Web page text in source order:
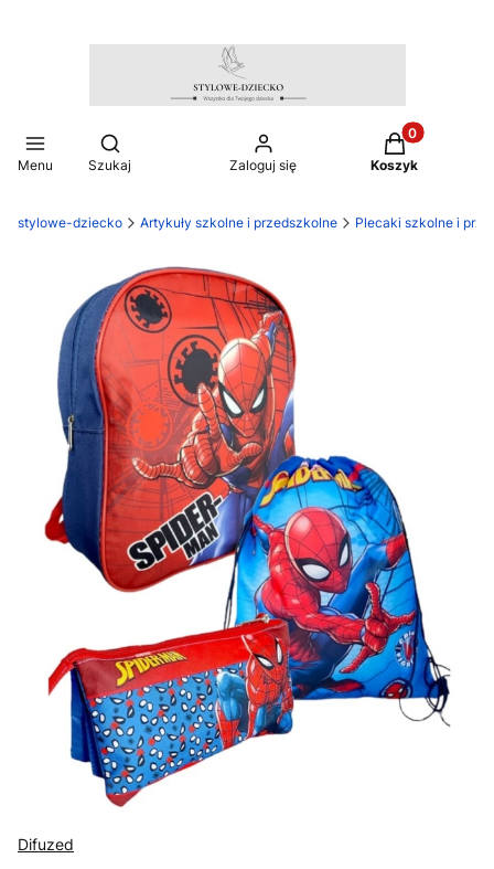
Menu
Otwórz wyszukiwarkę
Szukaj Zaloguj się
Produkty w
Koszyk
stylowe-dziecko Artykuły szkolne i przedszkolne Plecaki szkolne i
Difuzed